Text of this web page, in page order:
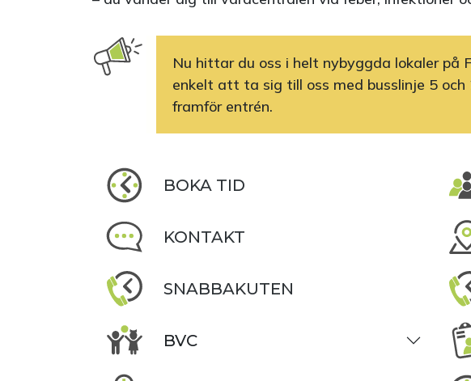
Nu hittar du oss i helt nybyggda lokaler på
enkelt att ta sig till oss med busslinje 5
framför entrén.
BOKA TID
KONTAKT
SNABBAKUTEN
BVC